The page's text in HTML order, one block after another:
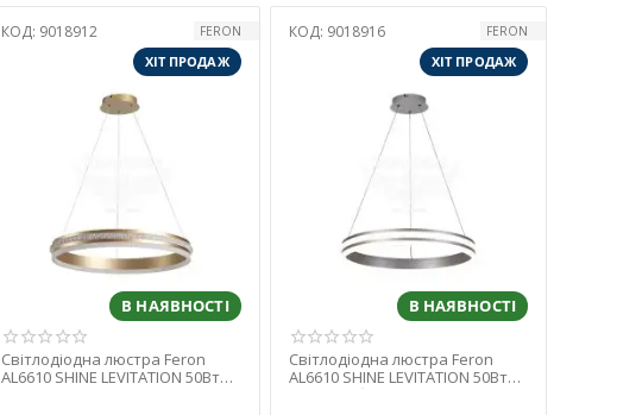
КОД: 9018912
FERON
ХІТ ПРОДАЖ
В НАЯВНОСТІ
Світлодіодна люстра Feron
AL6610 SHINE LEVITATION 50Вт
КОД: 9018916
FERON
ХІТ ПРОДАЖ
В НАЯВНОСТІ
Світлодіодна люстра Feron
AL6610 SHINE LEVITATION 50Вт
4000K срібло (7681)